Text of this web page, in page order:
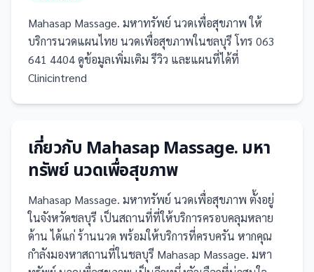
Mahasap Massage. มหาทรัพย์ นวดเพื่อสุขภาพ ให้
บริการนวดแผนไทย นวดเพื่อสุขภาพในชลบุรี โทร 063
641 4404 ดูข้อมูลเพิ่มเติม รีวิว และแผนที่ได้ที่
Clinicintrend
เกี่ยวกับ Mahasap Massage. มหา
ทรัพย์ นวดเพื่อสุขภาพ
Mahasap Massage. มหาทรัพย์ นวดเพื่อสุขภาพ ตั้งอยู่
ในจังหวัดชลบุรี เป็นสถานที่ที่ให้บริการครอบคลุมหลาย
ด้าน ได้แก่ ร้านนวด พร้อมให้บริการที่ครบครัน หากคุณ
กำลังมองหาสถานที่ในชลบุรี Mahasap Massage. มหา